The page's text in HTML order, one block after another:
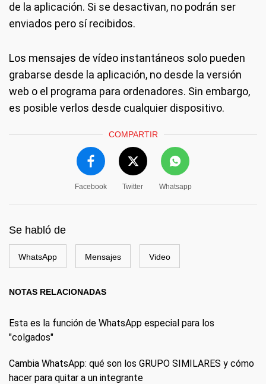
de la aplicación. Si se desactivan, no podrán ser
enviados pero sí recibidos.
Los mensajes de vídeo instantáneos solo pueden
grabarse desde la aplicación, no desde la versión
web o el programa para ordenadores. Sin embargo,
es posible verlos desde cualquier dispositivo.
COMPARTIR
Facebook Twitter Whatsapp
Se habló de
WhatsApp Mensajes Video
NOTAS RELACIONADAS
Esta es la función de WhatsApp especial para los
"colgados"
Cambia WhatsApp: qué son los GRUPO SIMILARES y cómo
hacer para quitar a un integrante